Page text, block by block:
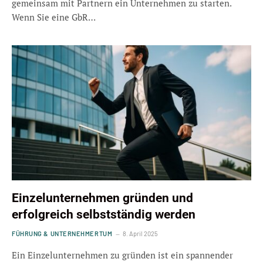
gemeinsam mit Partnern ein Unternehmen zu starten.
Wenn Sie eine GbR…
Einzelunternehmen gründen und
erfolgreich selbstständig werden
FÜHRUNG & UNTERNEHMERTUM 8. April 2025
Ein Einzelunternehmen zu gründen ist ein spannender